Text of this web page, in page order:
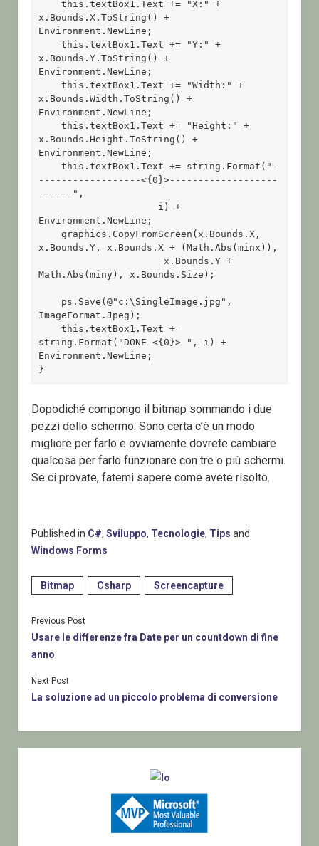
    this.textBox1.Text += "X:" +
x.Bounds.X.ToString() +
Environment.NewLine;
    this.textBox1.Text += "Y:" +
x.Bounds.Y.ToString() +
Environment.NewLine;
    this.textBox1.Text += "Width:" +
x.Bounds.Width.ToString() +
Environment.NewLine;
    this.textBox1.Text += "Height:" +
x.Bounds.Height.ToString() +
Environment.NewLine;
    this.textBox1.Text += string.Format("-
------------------<{0}>-------------------
------",
Environment.NewLine;
    graphics.CopyFromScreen(x.Bounds.X,
x.Bounds.Y, x.Bounds.X + (Math.Abs(minx)),
                      x.Bounds.Y +
Math.Abs(miny), x.Bounds.Size);
ImageFormat.Jpeg);
    this.textBox1.Text +=
string.Format("DONE <{0}> ", i) +
Environment.NewLine;
}
Dopodiché compongo il bitmap sommando i due
pezzi dello schermo. Sono certa c’è un modo
migliore per farlo e ovviamente dovrete cambiare
qualcosa per farlo funzionare con tre o più schermi.
Se ci provate, fatemi sapere come avete risolto.
Published in C#, Sviluppo, Tecnologie, Tips and
Windows Forms
Bitmap Csharp Screencapture
Previous Post
Usare le differenze fra Date per un countdown di fine
anno
Next Post
La soluzione ad un piccolo problema di conversione